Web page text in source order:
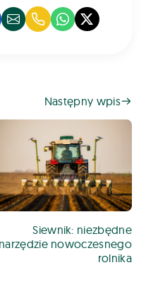
Następny wpis
Siewnik: niezbędne
narzędzie nowoczesnego
rolnika